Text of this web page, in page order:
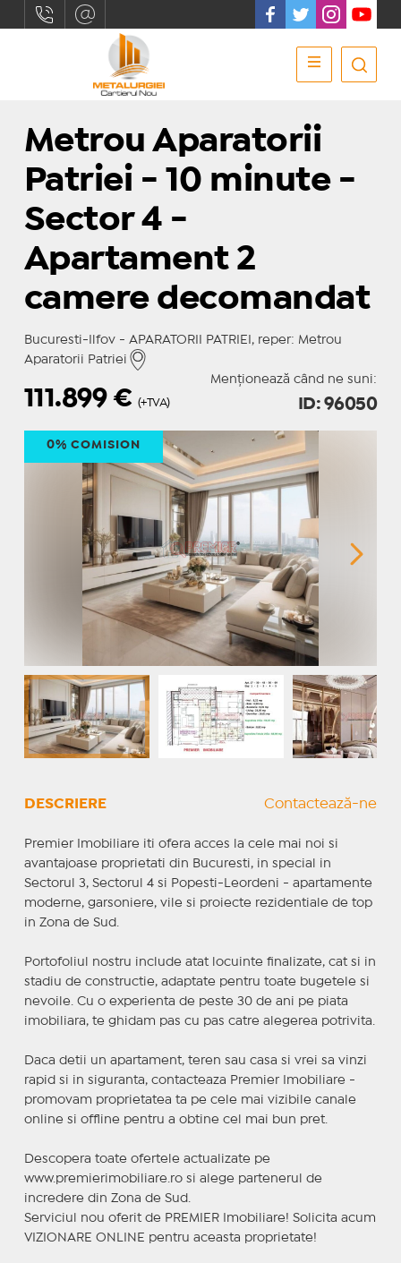
Metrou Aparatorii
Patriei - 10 minute -
Sector 4 -
Apartament 2
camere decomandat
Bucuresti-Ilfov - APARATORII PATRIEI, reper: Metrou
Aparatorii Patriei
Menționează când ne suni:
111.899 € (+TVA) ID: 96050
0% COMISION
DESCRIERE Contactează-ne
Premier Imobiliare iti ofera acces la cele mai noi si
avantajoase proprietati din Bucuresti, in special in
Sectorul 3, Sectorul 4 si Popesti-Leordeni - apartamente
moderne, garsoniere, vile si proiecte rezidentiale de top
in Zona de Sud.
Portofoliul nostru include atat locuinte finalizate, cat si in
stadiu de constructie, adaptate pentru toate bugetele si
nevoile. Cu o experienta de peste 30 de ani pe piata
imobiliara, te ghidam pas cu pas catre alegerea potrivita.
Daca detii un apartament, teren sau casa si vrei sa vinzi
rapid si in siguranta, contacteaza Premier Imobiliare -
promovam proprietatea ta pe cele mai vizibile canale
online si offline pentru a obtine cel mai bun pret.
Descopera toate ofertele actualizate pe
www.premierimobiliare.ro si alege partenerul de
incredere din Zona de Sud.
Serviciul nou oferit de PREMIER Imobiliare! Solicita acum
VIZIONARE ONLINE pentru aceasta proprietate!